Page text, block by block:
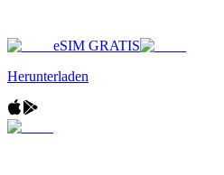
eSIM GRATIS
Herunterladen